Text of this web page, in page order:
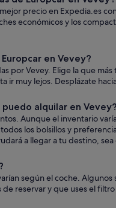
precio en Expedia.es
económicos y los
en Vevey?
por Vevey. Elige la que
ir muy lejos. Desplázate
alquilar en Vevey?
Aunque el inventario
los bolsillos y
a llegar a tu destino, sea
según el coche.
reservar y que uses el